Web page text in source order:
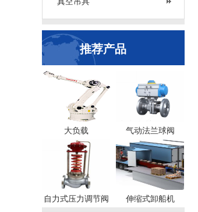
推荐产品
大负载 气动法兰球阀
自力式压力调节阀 伸缩式卸船机